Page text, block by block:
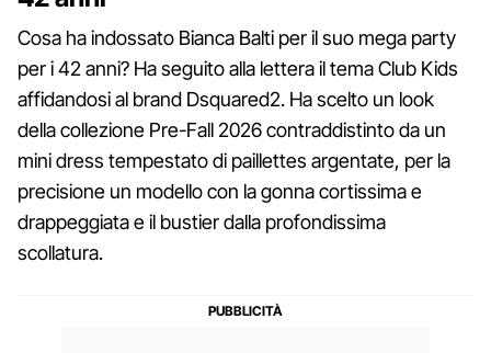
Cosa ha indossato Bianca Balti per il suo mega party
per i 42 anni? Ha seguito alla lettera il tema Club Kids
affidandosi al brand Dsquared2. Ha scelto un look
della collezione Pre-Fall 2026 contraddistinto da un
mini dress tempestato di paillettes argentate, per la
precisione un modello con la gonna cortissima e
drappeggiata e il bustier dalla profondissima
scollatura.